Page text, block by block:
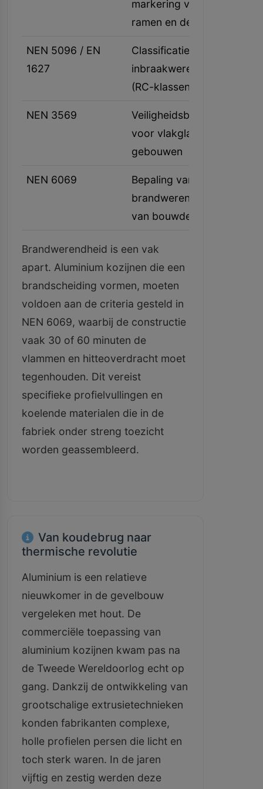
markering voor
ramen en deuren
NEN 5096 / EN
1627
Classificatie van
inbraakwerendheid
(RC-klassen)
NEN 3569
Veiligheidsbepalingen
voor vlakglas in
gebouwen
NEN 6069
Bepaling van de
brandwerendheid
van bouwdelen
Brandwerendheid is een vak
apart. Aluminium kozijnen die een
brandscheiding vormen, moeten
voldoen aan de criteria gesteld in
NEN 6069, waarbij de constructie
vaak 30 of 60 minuten de
vlammen en hitteoverdracht moet
tegenhouden. Dit vereist
specifieke profielvullingen en
koelende materialen die in de
fabriek onder streng toezicht
worden geassembleerd.
Van koudebrug naar
thermische revolutie
Aluminium is een relatieve
nieuwkomer in de gevelbouw
vergeleken met hout. De
commerciële toepassing van
aluminium kozijnen kwam pas na
de Tweede Wereldoorlog echt op
gang. Dankzij de ontwikkeling van
grootschalige extrusietechnieken
konden fabrikanten complexe,
holle profielen persen die licht en
toch sterk waren. In de jaren
vijftig en zestig werden deze